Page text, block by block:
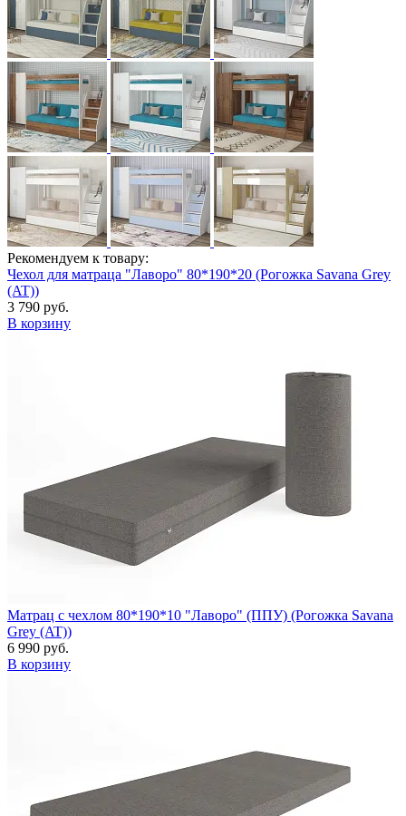
Рекомендуем к товару:
Чехол для матраца "Лаворо" 80*190*20 (Рогожка Savana Grey
(AT))
3 790 руб.
В корзину
Матрац с чехлом 80*190*10 "Лаворо" (ППУ) (Рогожка Savana
Grey (AT))
6 990 руб.
В корзину